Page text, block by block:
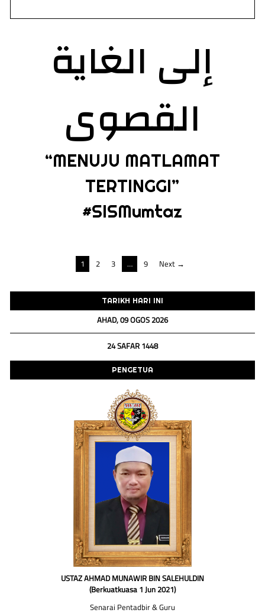
إلى الغاية
القصوى
“MENUJU MATLAMAT
TERTINGGI”
#SISMumtaz
kiriman
1 2 3 … 9 Next →
TARIKH HARI INI
AHAD, 09 OGOS 2026
24 SAFAR 1448
PENGETUA
USTAZ AHMAD MUNAWIR BIN SALEHULDIN
(Berkuatkuasa 1 Jun 2021)
Senarai Pentadbir & Guru